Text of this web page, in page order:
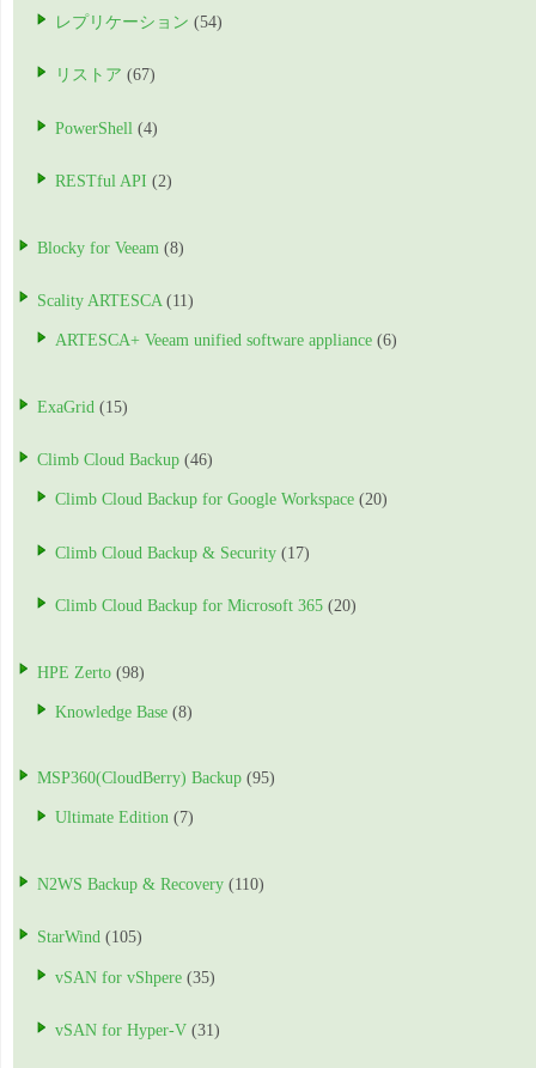
レプリケーション (54)
リストア (67)
PowerShell (4)
RESTful API (2)
Blocky for Veeam (8)
Scality ARTESCA (11)
ARTESCA+ Veeam unified software appliance (6)
ExaGrid (15)
Climb Cloud Backup (46)
Climb Cloud Backup for Google Workspace (20)
Climb Cloud Backup & Security (17)
Climb Cloud Backup for Microsoft 365 (20)
HPE Zerto (98)
Knowledge Base (8)
MSP360(CloudBerry) Backup (95)
Ultimate Edition (7)
N2WS Backup & Recovery (110)
StarWind (105)
vSAN for vShpere (35)
vSAN for Hyper-V (31)